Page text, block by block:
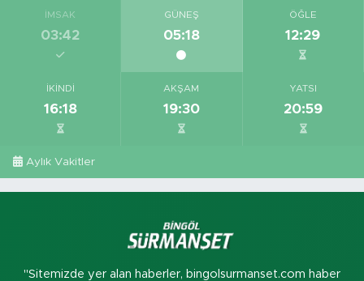
İMSAK
03:42
GÜNEŞ
05:18
ÖĞLE
12:29
İKINDI
16:18
AKŞAM
19:30
YATSI
20:59
Aylık Vakitler
"Sitemizde yer alan haberler, bingolsurmanset.com haber